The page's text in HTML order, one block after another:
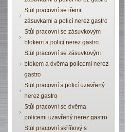
Stůl pracovní se třemi
zásuvkami a policí nerez gastro
Stůl pracovní se zásuvkovým
blokem a policí nerez gastro
Stůl pracovní se zásuvkovým
blokem a dvěma policemi nerez
gastro
Stůl pracovní s policí uzavřený
nerez gastro
Stůl pracovní se dvěma
policemi uzavřený nerez gastro
Stůl pracovní skříňový s